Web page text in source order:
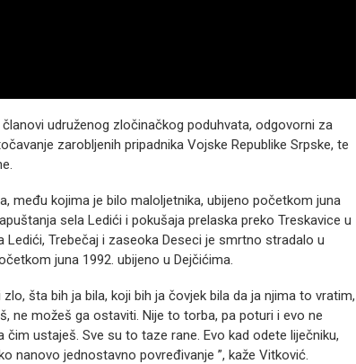
udruženog zločinačkog poduhvata, odgovorni za
zarobljenih pripadnika Vojske Republike Srpske, te
među kojima je bilo maloljetnika, ubijeno početkom juna
sela Ledići i pokušaja prelaska preko Treskavice u
Ledići, Trebečaj i zaseoka Deseci je smrtno stradalo u
juna 1992. ubijeno u Dejčićima.
šta bih ja bila, koji bih ja čovjek bila da ja njima to vratim,
ne možeš ga ostaviti. Nije to torba, pa poturi i evo ne
ustaješ. Sve su to taze rane. Evo kad odete liječniku,
nanovo jednostavno povređivanje ”, kaže Vitković.